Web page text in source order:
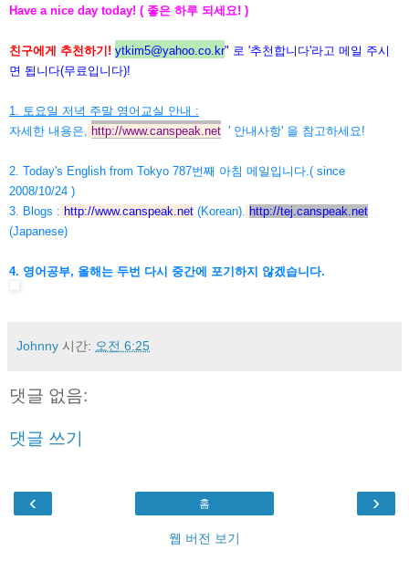
Have a nice day today! ( 좋은 하루 되세요! )
친구에게 추천하기! ytkim5@yahoo.co.kr" 로 '추천합니다'라고 메일 주시
면 됩니다(무료입니다)!
1. 토요일 저녁 주말 영어교실 안내 :
자세한 내용은,
http://www.canspeak.net ' 안내사항' 을 참고하세요!
2. Today's English from Tokyo 787번째 아침 메일입니다.( since
2008/10/24 )
3. Blogs : http://www.canspeak.net (Korean).
http://tej.canspeak.net
(Japanese)
4. 영어공부, 올해는 두번 다시 중간에 포기하지 않겠습니다.
Johnny 시간: 오전 6:25
댓글 없음:
댓글 쓰기
‹ ›
홈
웹 버전 보기